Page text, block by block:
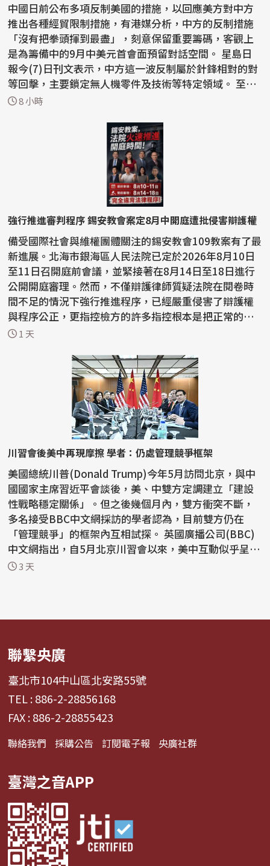
中國日前公布多項反制美國的措施，以回應美方對中方
推出各種經貿限制措施，有港媒分析，中方的反制措施
「沒有把拳頭揮到最盡」，刻意保留重要籌碼，客觀上
是為籌備中的9月中美元首會面預留對話空間。 星島日
報今(7)日刊文表示，中方這一波反制屬於針鋒相對的對
等回擊，主要鎖定無人機零件及技術等特定領域。 至於
稀土...
8 小時
強行推進審判程序 錫安教會案定8月中開庭遭批侵害辯護權
備受國際社會與維權團體關注的錫安教會109教案有了最
新進展。北海市銀海區人民法院已定於2026年8月10日
至11日召開庭前會議，並緊接著在8月14日至18日進行
公開開庭審理。然而，不僅辯護律師質疑法院在閱卷時
間不足的情況下強行推進程序，已經嚴重侵害了辯護權
與程序公正，更指控檢方的許多指控根本是把正常的宗
教活動...
1 天
川習會後美中再現摩擦 學者：仍處管理競爭框架
美國總統川普(Donald Trump)今年5月訪問北京，與中
國國家主席習近平會談後，美、中雙方定調建立「建設
性戰略穩定關係」。但之後幾個月內，雙方衝突不斷，
多名接受BBC中文網採訪的學者認為，目前雙方仍在
「管理競爭」的框架內互相試探。 英國廣播公司(BBC)
中文網指出，自5月北京川習會以來，美中互動似乎呈現
「一邊...
3 天
聯繫央廣
臺北市104中山區北安路55號
TEL : 886-2-28856168
FAX : 886-2-28855423
聯絡我們 採購公告 訂閱電子報 央廣社群
臺灣之音APP